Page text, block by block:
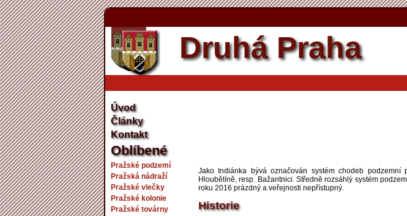
Druhá Praha
Úvod
Články
Kontakt
Oblíbené
Pražské podzemí
Pražská nádraží
Pražské vlečky
Pražské kolonie
Pražské továrny
Jako Indiánka bývá označován systém chodeb podzemní
Hloubětíně, resp. Bažantnici. Středně rozsáhlý systém
roku 2016 prázdný a veřejnosti nepřístupný.
Historie